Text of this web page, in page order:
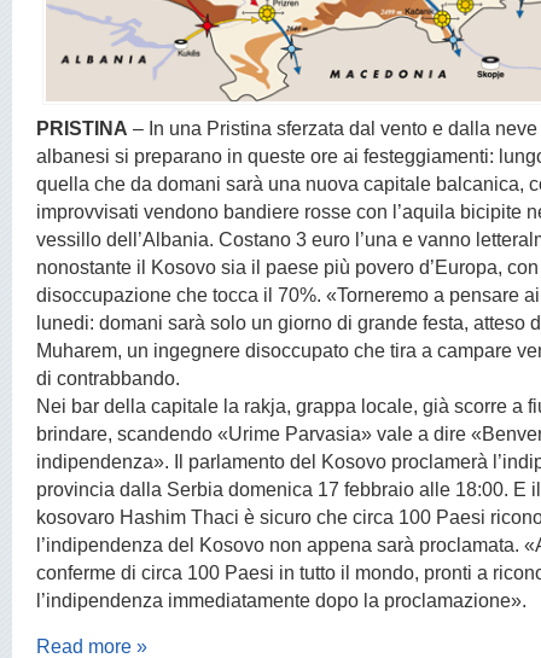
PRISTINA – In una Pristina sferzata dal vento e dalla
albanesi si preparano in queste ore ai festeggiamenti:
quella che da domani sarà una nuova capitale balcanica,
improvvisati vendono bandiere rosse con l’aquila bicipite
vessillo dell’Albania. Costano 3 euro l’una e vanno
nonostante il Kosovo sia il paese più povero d’Europa,
disoccupazione che tocca il 70%. «Torneremo a pensare
lunedi: domani sarà solo un giorno di grande festa, atteso
Muharem, un ingegnere disoccupato che tira a campare
di contrabbando.
Nei bar della capitale la rakja, grappa locale, già scorre a
brindare, scandendo «Urime Parvasia» vale a dire
indipendenza». Il parlamento del Kosovo proclamerà
provincia dalla Serbia domenica 17 febbraio alle 18:00. E
kosovaro Hashim Thaci è sicuro che circa 100 Paesi
l’indipendenza del Kosovo non appena sarà proclamata.
conferme di circa 100 Paesi in tutto il mondo, pronti a
l’indipendenza immediatamente dopo la proclamazione».
Read more »